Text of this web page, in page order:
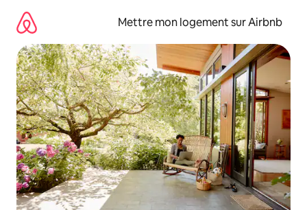
directement
contenu
Mettre mon logement sur Airbnb